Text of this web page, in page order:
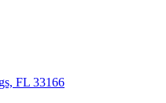
FL 33166